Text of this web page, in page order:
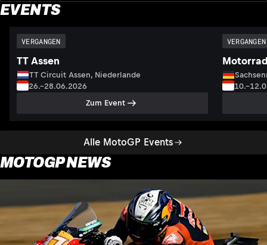
EVENTS
Alle MotoGP Events
VERGANGEN
TT Assen
TT Circuit Assen, Niederlande
26.–28.06.2026
Zum Event
VERGANGEN
MOTOGP NEWS